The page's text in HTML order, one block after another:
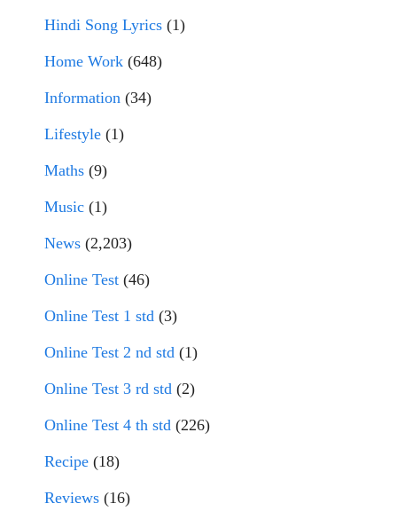
Hindi Song Lyrics (1)
Home Work (648)
Information (34)
Lifestyle (1)
Maths (9)
Music (1)
News (2,203)
Online Test (46)
Online Test 1 std (3)
Online Test 2 nd std (1)
Online Test 3 rd std (2)
Online Test 4 th std (226)
Recipe (18)
Reviews (16)